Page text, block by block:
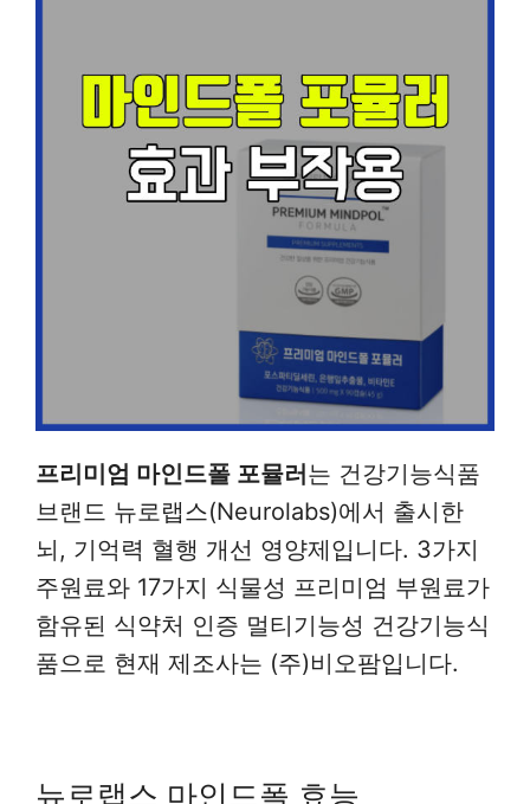
프리미엄 마인드폴 포뮬러는 건강기능식품
브랜드 뉴로랩스(Neurolabs)에서 출시한
뇌, 기억력 혈행 개선 영양제입니다. 3가지
주원료와 17가지 식물성 프리미엄 부원료가
함유된 식약처 인증 멀티기능성 건강기능식
품으로 현재 제조사는 (주)비오팜입니다.
뉴로랩스 마인드폴 효능